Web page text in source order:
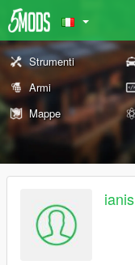
Strumenti
Armi
Mappe
ianis